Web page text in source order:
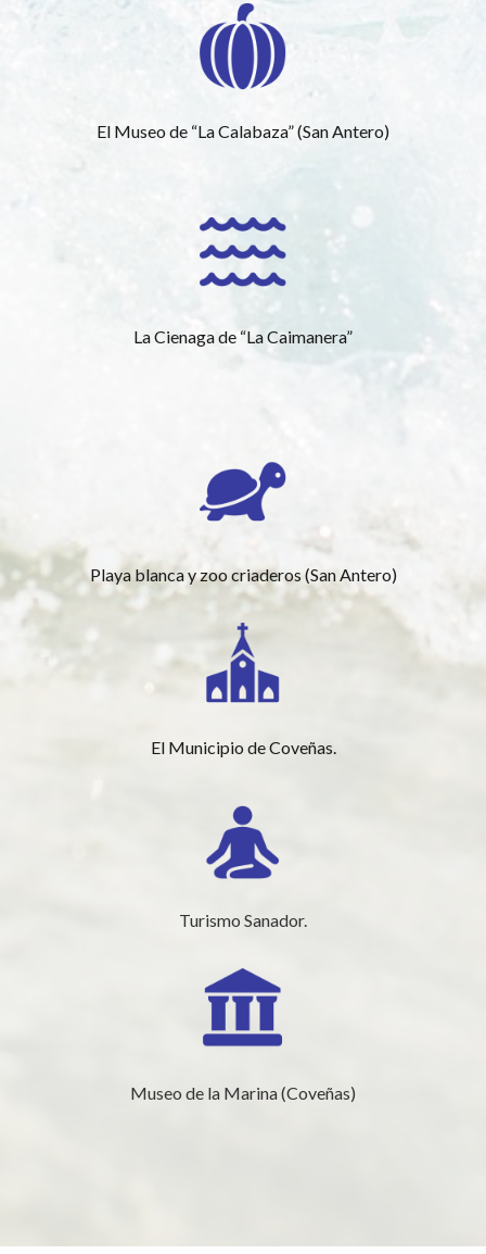
El Museo de “La Calabaza” (San Antero)
La Cienaga de “La Caimanera”
Playa blanca y zoo criaderos (San Antero)
El Municipio de Coveñas.
Turismo Sanador.
Museo de la Marina (Coveñas)